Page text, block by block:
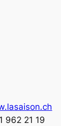
962 21 19